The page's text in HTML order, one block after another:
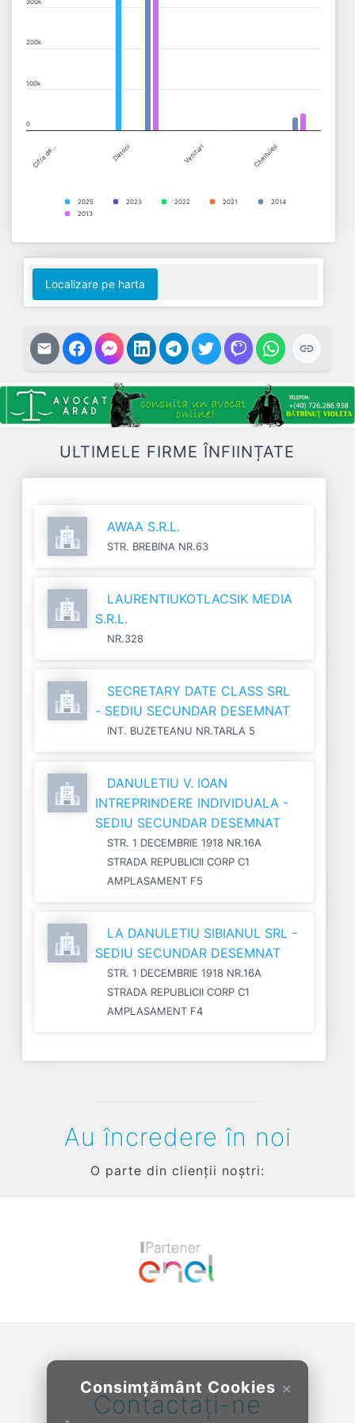
Cifra de… Datorii Venituri Cheltuieli
2025 2023 2022 2021
2014
2013
0
100k
200k
300k
End of interactive chart.
Localizare pe harta
ULTIMELE FIRME ÎNFIINȚATE
AWAA S.R.L.
STR. BREBINA NR.63
LAURENTIUKOTLACSIK MEDIA
S.R.L.
NR.328
SECRETARY DATE CLASS SRL
- SEDIU SECUNDAR DESEMNAT
INT. BUZETEANU NR.TARLA 5
DANULETIU V. IOAN
INTREPRINDERE INDIVIDUALA -
SEDIU SECUNDAR DESEMNAT
STR. 1 DECEMBRIE 1918 NR.16A
STRADA REPUBLICII CORP C1
AMPLASAMENT F5
LA DANULETIU SIBIANUL SRL -
SEDIU SECUNDAR DESEMNAT
STR. 1 DECEMBRIE 1918 NR.16A
STRADA REPUBLICII CORP C1
AMPLASAMENT F4
×
Consimțământ Cookies
Au încredere în noi
O parte din clienții noștri:
Contactați-ne